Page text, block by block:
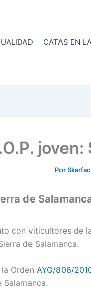
CATAS EN
Por
de
con viticultores de
de Salamanca.
Orden AYG/806/